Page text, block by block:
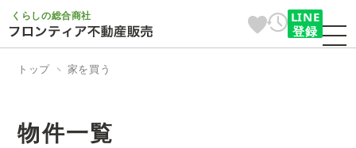
くらしの総合商社
LINE
登録
トップ 家を買う
物件一覧